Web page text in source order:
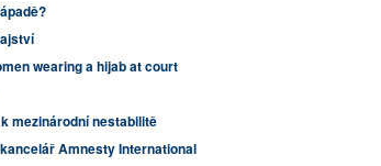
wearing a hijab at court
mezinárodní nestabilitě
Amnesty International